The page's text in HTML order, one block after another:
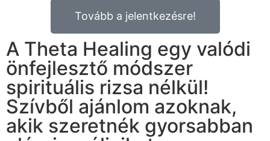
Tovább a jelentkezésre!
A Theta Healing egy valódi
önfejlesztő módszer
spirituális rizsa nélkül!
Szívből ajánlom azoknak,
akik szeretnék gyorsabban